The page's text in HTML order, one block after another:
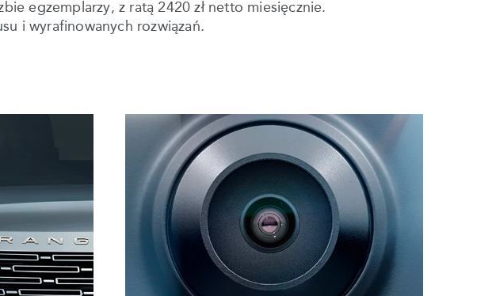
egzemplarzy, z ratą 2420 zł netto miesięcznie.
i wyrafinowanych rozwiązań.